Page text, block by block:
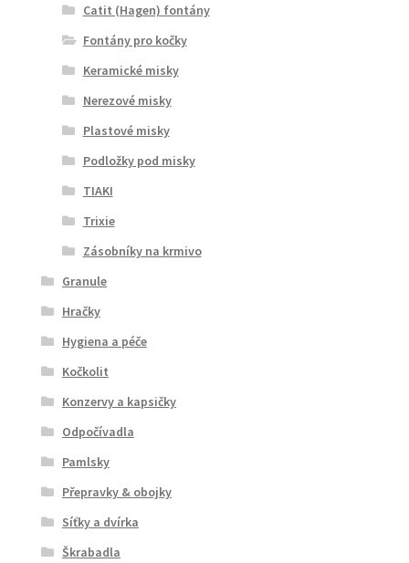
Catit (Hagen) fontány
Fontány pro kočky
Keramické misky
Nerezové misky
Plastové misky
Podložky pod misky
TIAKI
Trixie
Zásobníky na krmivo
Granule
Hračky
Hygiena a péče
Kočkolit
Konzervy a kapsičky
Odpočívadla
Pamlsky
Přepravky & obojky
Síťky a dvírka
Škrabadla